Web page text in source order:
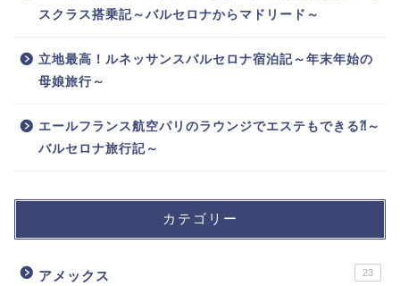
スクラス搭乗記～バルセロナからマドリード～
立地最高！ルネッサンスバルセロナ宿泊記～年末年始の
母娘旅行～
エールフランス航空パリのラウンジでエステもできる⁈～
バルセロナ旅行記～
カテゴリー
アメックス 23